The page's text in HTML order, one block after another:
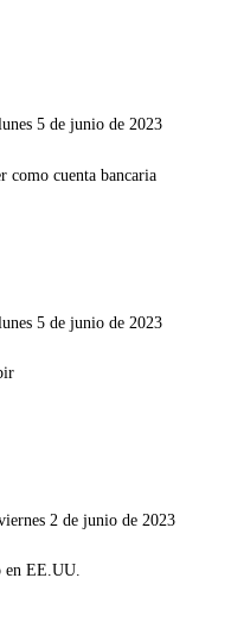
5 de junio de 2023
5 de junio de 2023
2 de junio de 2023